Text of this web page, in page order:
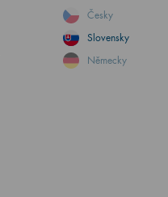
Česky
Slovensky
Německy